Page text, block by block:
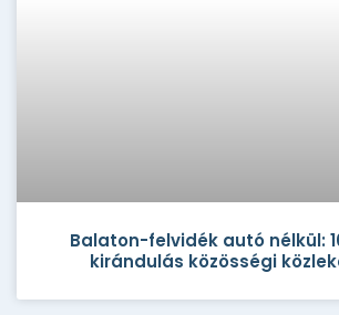
Balaton-felvidék autó nélkül:
kirándulás közösségi